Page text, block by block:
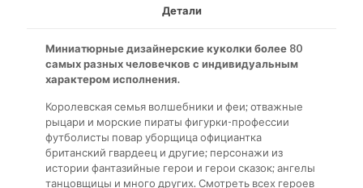
Детали
Миниатюрные дизайнерские куколки более 80
самых разных человечков с индивидуальным
характером исполнения.
Королевская семья волшебники и феи; отважные
рыцари и морские пираты фигурки-профессии
футболисты повар уборщица официантка
британский гвардеец и другие; персонажи из
истории фантазийные герои и герои сказок; ангелы
танцовщицы и много других. Смотреть всех героев